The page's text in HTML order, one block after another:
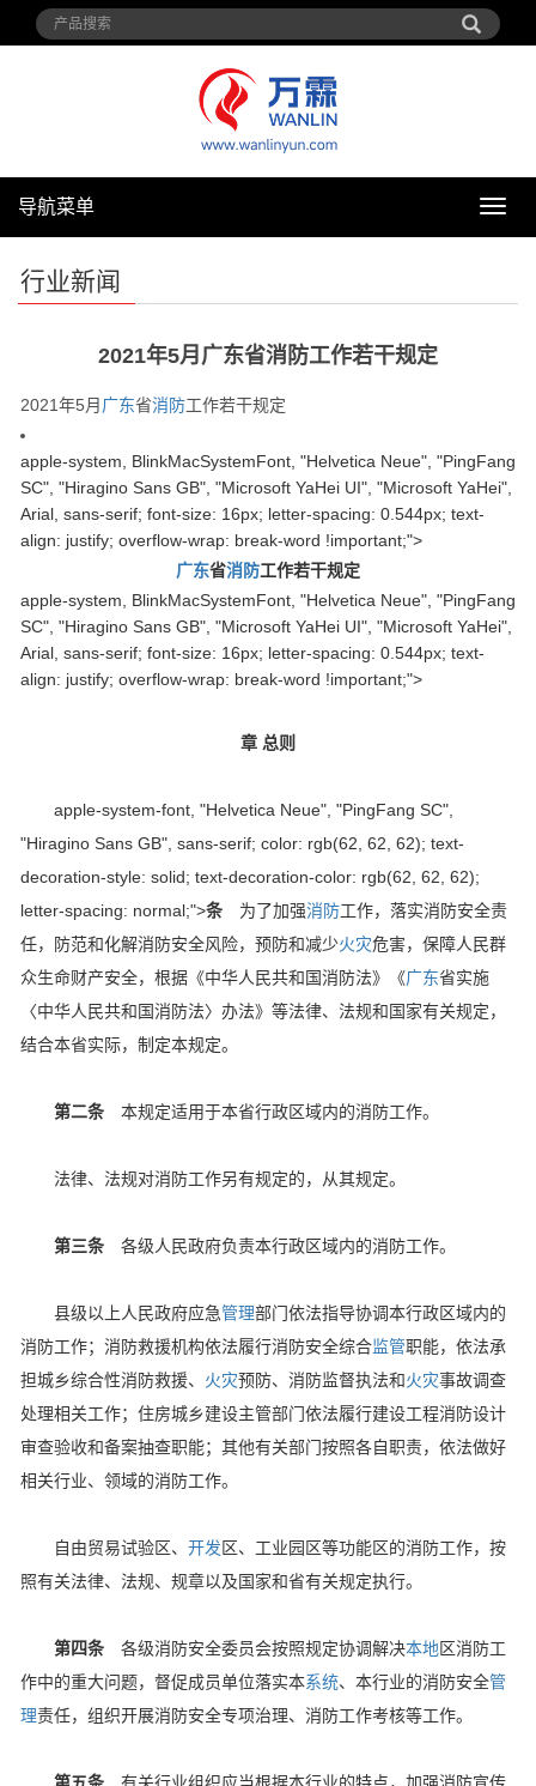
导
导航菜单
行业新闻
2021年5月广东省消防工作若干规定
2021年5月 广东省消防工作若干规定
apple-system, BlinkMacSystemFont, "Helvetica Neue", "PingFang
SC", "Hiragino Sans GB", "Microsoft YaHei UI", "Microsoft YaHei",
Arial, sans-serif; font-size: 16px; letter-spacing: 0.544px; text-
align: justify; overflow-wrap: break-word !important;">
广东省消防工作若干规定
apple-system, BlinkMacSystemFont, "Helvetica Neue", "PingFang
SC", "Hiragino Sans GB", "Microsoft YaHei UI", "Microsoft YaHei",
Arial, sans-serif; font-size: 16px; letter-spacing: 0.544px; text-
align: justify; overflow-wrap: break-word !important;">
章 总则
apple-system-font, "Helvetica Neue", "PingFang SC",
"Hiragino Sans GB", sans-serif; color: rgb(62, 62, 62); text-
decoration-style: solid; text-decoration-color: rgb(62, 62, 62);
letter-spacing: normal;">条 为了加强消防工作，落实消防安全责
任，防范和化解消防安全风险，预防和减少火灾危害，保障人民群
众生命财产安全，根据《中华人民共和国消防法》《广东省实施
〈中华人民共和国消防法〉办法》等法律、法规和国家有关规定，
结合本省实际，制定本规定。
第二条 本规定适用于本省行政区域内的消防工作。
法律、法规对消防工作另有规定的，从其规定。
第三条 各级人民政府负责本行政区域内的消防工作。
县级以上人民政府应急管理部门依法指导协调本行政区域内的
消防工作；消防救援机构依法履行消防安全综合监管职能，依法承
担城乡综合性消防救援、 火灾预防、消防监督执法和火灾事故调查
处理相关工作；住房城乡建设主管部门依法履行建设工程消防设计
审查验收和备案抽查职能；其他有关部门按照各自职责，依法做好
相关行业、领域的消防工作。
自由贸易试验区、 开发区、工业园区等功能区的消防工作，按
照有关法律、法规、规章以及国家和省有关规定执行。
第四条 各级消防安全委员会按照规定协调解决本地区消防工
作中的重大问题，督促成员单位落实本系统、本行业的消防安全管
理责任，组织开展消防安全专项治理、消防工作考核等工作。